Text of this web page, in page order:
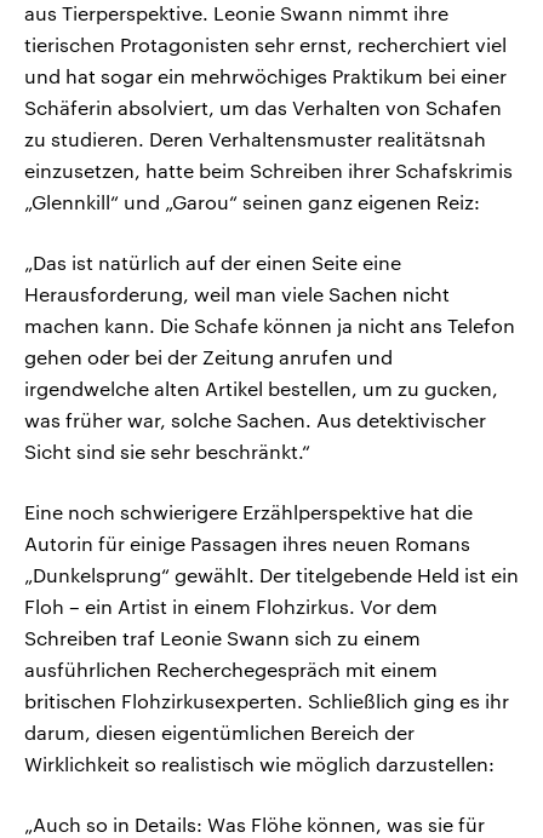
aus Tierperspektive. Leonie Swann nimmt ihre
tierischen Protagonisten sehr ernst, recherchiert viel
und hat sogar ein mehrwöchiges Praktikum bei einer
Schäferin absolviert, um das Verhalten von Schafen
zu studieren. Deren Verhaltensmuster realitätsnah
einzusetzen, hatte beim Schreiben ihrer Schafskrimis
„Glennkill“ und „Garou“ seinen ganz eigenen Reiz:
„Das ist natürlich auf der einen Seite eine
Herausforderung, weil man viele Sachen nicht
machen kann. Die Schafe können ja nicht ans Telefon
gehen oder bei der Zeitung anrufen und
irgendwelche alten Artikel bestellen, um zu gucken,
was früher war, solche Sachen. Aus detektivischer
Sicht sind sie sehr beschränkt.“
Eine noch schwierigere Erzählperspektive hat die
Autorin für einige Passagen ihres neuen Romans
„Dunkelsprung“ gewählt. Der titelgebende Held ist ein
Floh – ein Artist in einem Flohzirkus. Vor dem
Schreiben traf Leonie Swann sich zu einem
ausführlichen Recherchegespräch mit einem
britischen Flohzirkusexperten. Schließlich ging es ihr
darum, diesen eigentümlichen Bereich der
Wirklichkeit so realistisch wie möglich darzustellen:
„Auch so in Details: Was Flöhe können, was sie für